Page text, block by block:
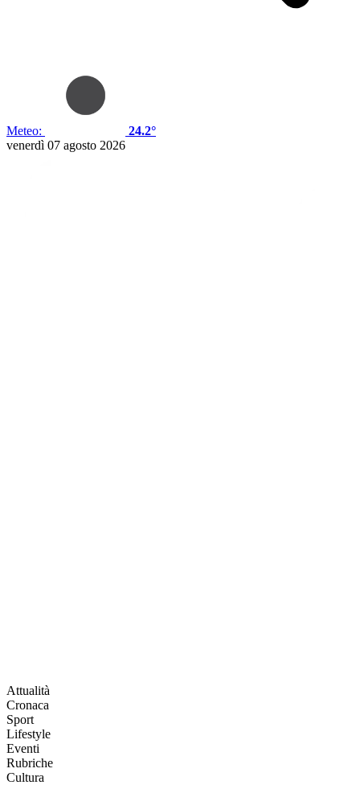
Meteo:
24.2°
venerdì 07 agosto 2026
Attualità
Cronaca
Sport
Lifestyle
Eventi
Rubriche
Cultura